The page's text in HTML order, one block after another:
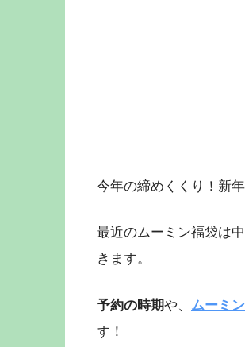
今年の締めくくり！新
最近のムーミン福袋は
きます。
予約の時期や、 ムーミ
す！